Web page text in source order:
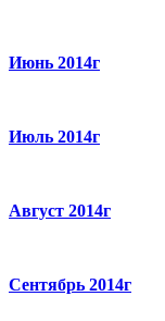
Июнь 2014г
Июль 2014г
Август 2014г
Сентябрь 2014г